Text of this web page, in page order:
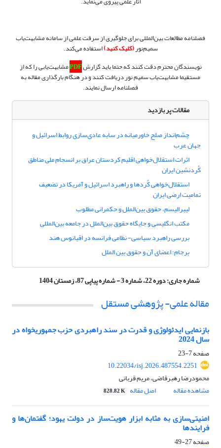
فصلنامه مطالعات بین‌المللی برای جلوگیری از سرقت علمیاز سامانه مشابهت‌یاب
سمیم‌نور(کلیک کنید)استفاده می‌کند.
نویسندگان محترم دقت کنند که حتما باید گزارشPDFمشابهت‌یابی را که از
مستقیما مشابهت‌یاب سمیم نور دریافت کنند و در هنگام بارگذاری مقاله به
فصلنامه ارسال نمایند.
مقالات پر بازدید
چشم‌انداز صلح خاورمیانه در سایه عادی‌سازی روابط اسرائیل و
جهان عرب
اثرات استقلال‌خواهی اقلیم کردستان عراق بر انسجام ملی مناطق
کُردنشین ایران
استقلال‌خواهی کُردها و راهبرد اسرائیل و آمریکا در تضعیف
تمامیت ارضی ایران
لیبرالیسم، حقوق بین‌الملل و حکمرانی مطلوب
مکتب انگلیسی و جایگاه حقوق بین‌الملل در جامعه بین‌المللی
بررسی راهبرد سیاسی- نظامی فرانسه در اقیانوس هند
برجام؛ اعضای آن و حقوق بین الملل
شماره جاری:دوره 22، شماره 3 - شماره پیاپی 87، زمستان 1404
مقاله علمی- پژوهشی مستقل
بازنمایی ایدئولوژی و قدرت در سند راهبردی حزب جمهوریخواه در
سال 2024
صفحه7-23
10.22034/isj.2026.487554.2251
محمودرضا رهبرقاضی، مریم قربانی
مشاهده مقاله
اصل مقاله 828.82 K
امنیتی‌سازی به مثابه ابزار هویت‌ساز در دولت یهود؛ گفتمان‌ها و
فرایندها
صفحه27-49